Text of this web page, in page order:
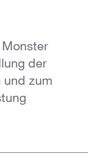
der
und zum